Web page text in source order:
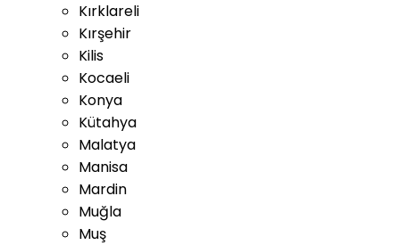
Kırklareli
Kırşehir
Kilis
Kocaeli
Konya
Kütahya
Malatya
Manisa
Mardin
Muğla
Muş